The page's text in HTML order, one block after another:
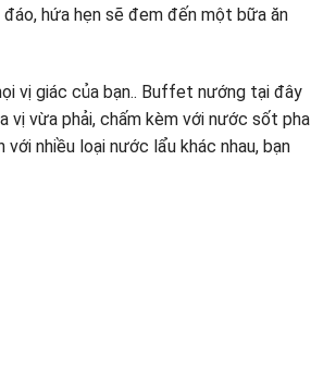
hứa hẹn sẽ đem đến một bữa ăn
vị giác của bạn.. Buffet nướng tại đây
vừa phải, chấm kèm với nước sốt pha
nhiều loại nước lẩu khác nhau, bạn